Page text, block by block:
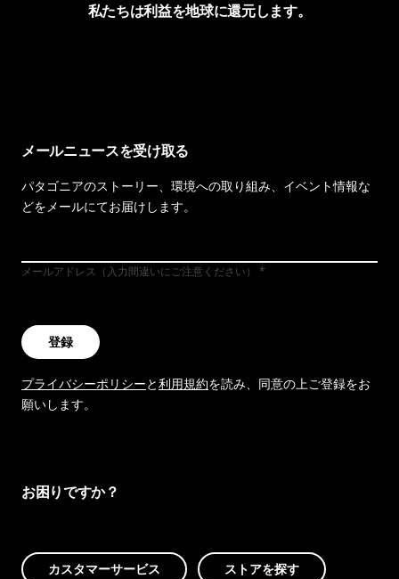
私たちは利益を地球に還元します。
メールニュースを受け取る
パタゴニアのストーリー、環境への取り組み、イベント情報な
どをメールにてお届けします。
メールアドレス（入力間違いにご注意ください）
登録
プライバシーポリシーと利用規約を読み、同意の上ご登録をお
願いします。
お困りですか？
カスタマーサービス ストアを探す